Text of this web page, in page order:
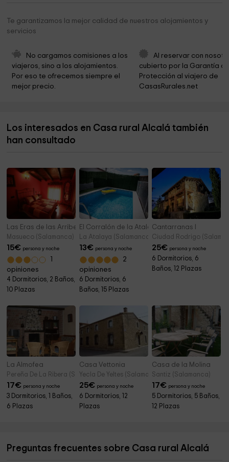
Ayuntamiento de Montemayor del Río
Muralla medieval de Montemayor del Río
IGLESIA DE NUESTRA SEÑORA DE LA ASUNCIÓN
Restaurante&Museo Castillo de Montemayor 7,1 km
CASTILLO DE SAN VICENTE 7,2 km
Te garantizamos la mejor calidad de nuestros alojamientos y
servicios
No cargamos comisiones a los
viajeros, sino a los alojamientos.
Por eso te ofrecemos siempre el
mejor precio.
Al reservar con
cubierto por la Garantía
Protección al viajero de
CasasRurales.net
Los interesados en Casa rural Alcalá también
han consultado
Las Eras de las Arribes
Masueco (Salamanca)
15€ persona y noche
opiniones
4 Dormitorios, 2 Baños,
10 Plazas
El Corralón de la Atalaya
La Atalaya (Salamanca) (Salamanca)
13€ persona y noche
2
opiniones
6 Dormitorios, 6
Baños, 15 Plazas
Cantarranas I
Ciudad Rodrigo
25€ persona y noche
6 Dormitorios, 6
Baños, 12 Plazas
La Almofea
Pereña De La Ribera (Salamanca)
17€ persona y noche
3 Dormitorios, 1 Baños,
6 Plazas
Casa Vettonia
Yecla De Yeltes (Salamanca)
25€ persona y noche
6 Dormitorios, 12
Plazas
Casa de la Molina
Santiz (Salamanca)
17€ persona y noche
5 Dormitorios, 5 Baños,
12 Plazas
Preguntas frecuentes sobre Casa rural Alcalá